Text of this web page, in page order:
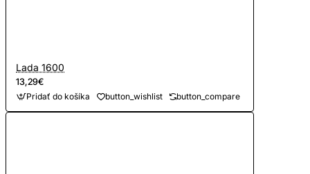
Lada 1600
13,29€
Pridať do košíka button_wishlist button_compare